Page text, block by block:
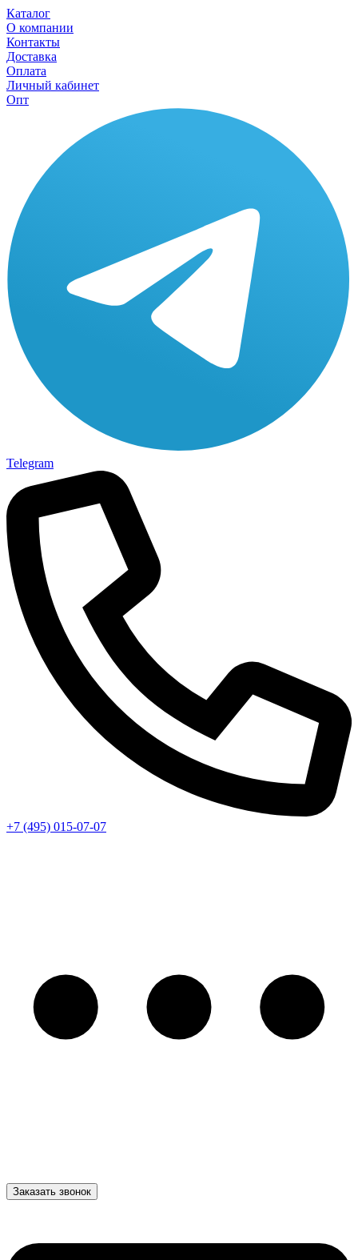
Каталог
О компании
Контакты
Доставка
Оплата
Личный кабинет
Опт
Telegram
+7 (495) 015-07-07
Заказать звонок